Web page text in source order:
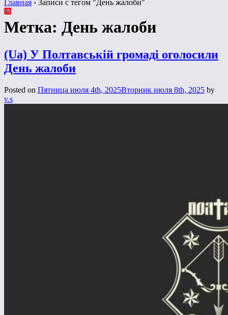
Главная › Записи с тегом "День жалоби"
Метка: День жалоби
(Ua) У Полтавській громаді оголосили
День жалоби
Posted on Пятница июля 4th, 2025Вторник июля 8th, 2025 by
v.s